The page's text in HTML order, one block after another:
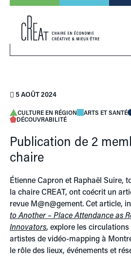
5 AOÛT 2024
CULTURE EN RÉGION ARTS ET SANTÉ
DÉCOUVRABILITÉ
Publication de 2
chaire
Étienne Capron et Raphaël Suire,
la chaire CREAT, ont coécrit un
revue M@n@gement. Cet article,
to Another – Place Attendance as
Innovators, explore les
artistes de vidéo-mapping à
le rôle des lieux, événements et